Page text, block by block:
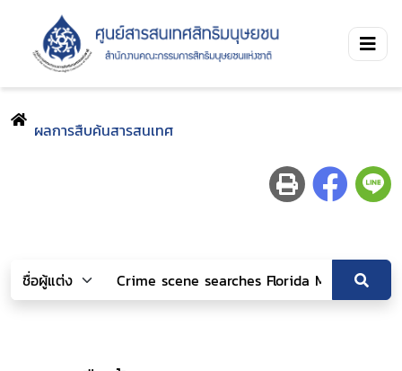
ผลการสืบค้นสารสนเทศ